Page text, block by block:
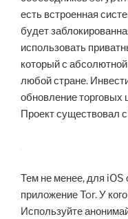
есть встроенная
будет
использовать
который с
любой стране.
обновление торговых
Проект существовал
Тем не менее, для iOS
приложение Tor. У
Используйте